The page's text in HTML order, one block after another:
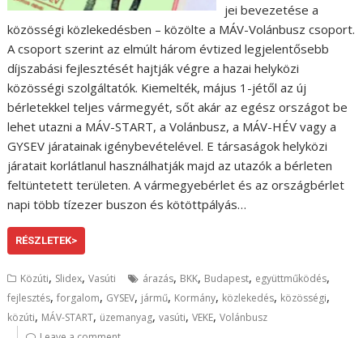
jei bevezetése a
közösségi közlekedésben – közölte a MÁV-Volánbusz csoport.
A csoport szerint az elmúlt három évtized legjelentősebb
díjszabási fejlesztését hajtják végre a hazai helyközi
közösségi szolgáltatók. Kiemelték, május 1-jétől az új
bérletekkel teljes vármegyét, sőt akár az egész országot be
lehet utazni a MÁV-START, a Volánbusz, a MÁV-HÉV vagy a
GYSEV járatainak igénybevételével. E társaságok helyközi
járatait korlátlanul használhatják majd az utazók a bérleten
feltüntetett területen. A vármegyebérlet és az országbérlet
napi több tízezer buszon és kötöttpályás…
RÉSZLETEK>
Közúti, Slidex,Vasúti árazás, BKK, Budapest, együttműködés,
fejlesztés,forgalom, GYSEV, jármű, Kormány, közlekedés, közösségi,
közúti, MÁV-START, üzemanyag,vasúti,VEKE,Volánbusz